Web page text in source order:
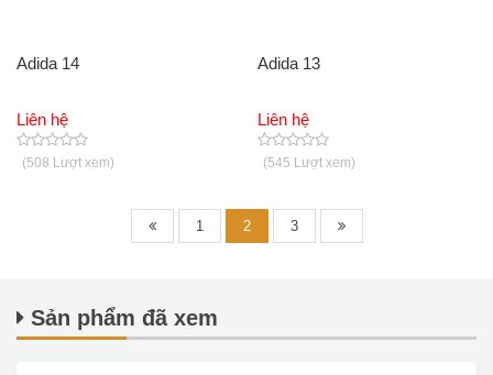
Adida 14
Liên hệ
(508 Lượt xem)
Adida 13
Liên hệ
(545 Lượt xem)
1 2 3
Sản phẩm đã xem